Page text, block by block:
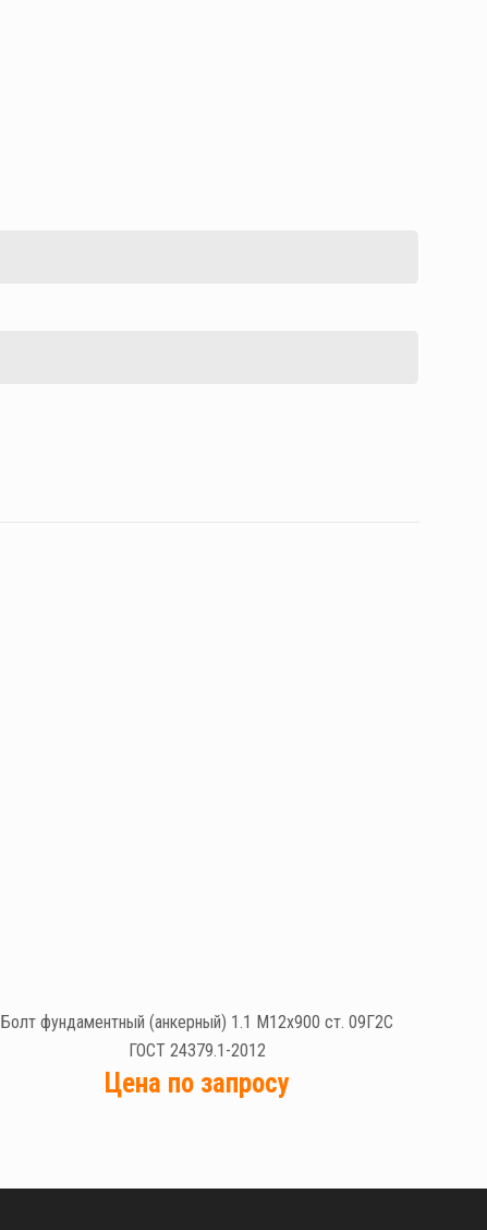
Болт фундаментный (анкерный) 1.1 М12х900 ст. 09Г2С
ГОСТ 24379.1-2012
Цена по запросу